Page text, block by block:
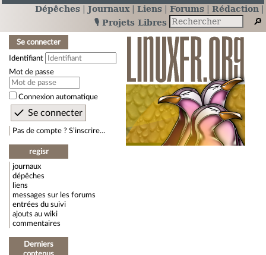
Dépêches Journaux Liens Forums
Rédaction
🎙️ Projets Libres
Se connecter
Identifiant
Mot de passe
Connexion automatique
Pas de compte ? S’inscrire…
regisr
journaux
dépêches
liens
messages sur les forums
entrées du suivi
ajouts au wiki
commentaires
Derniers